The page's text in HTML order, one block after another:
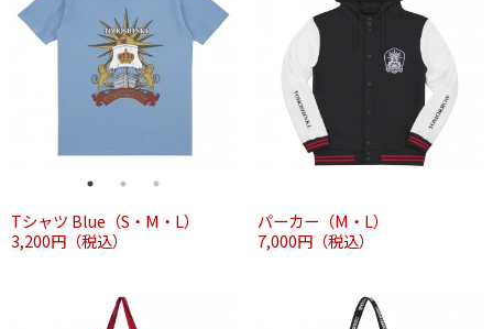
Tシャツ Blue（S・M・L）
3,200円（税込）
パーカー（M・L）
7,000円（税込）